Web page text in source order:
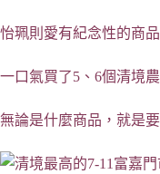
怡珮則愛有紀念性的商
一口氣買了5、6個清境
無論是什麼商品，就是